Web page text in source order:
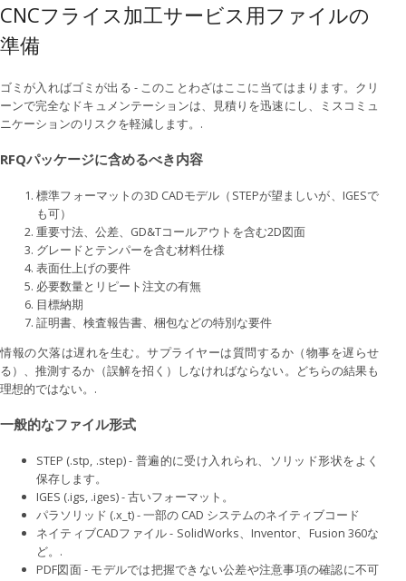
CNCフライス加工サービス用ファイルの
準備
ゴミが入ればゴミが出る - このことわざはここに当てはまります。クリ
ーンで完全なドキュメンテーションは、見積りを迅速にし、ミスコミュ
ニケーションのリスクを軽減します。.
RFQパッケージに含めるべき内容
標準フォーマットの3D CADモデル（STEPが望ましいが、IGESで
も可）
重要寸法、公差、GD&Tコールアウトを含む2D図面
グレードとテンパーを含む材料仕様
表面仕上げの要件
必要数量とリピート注文の有無
目標納期
証明書、検査報告書、梱包などの特別な要件
情報の欠落は遅れを生む。サプライヤーは質問するか（物事を遅らせ
る）、推測するか（誤解を招く）しなければならない。どちらの結果も
理想的ではない。.
一般的なファイル形式
STEP (.stp, .step) - 普遍的に受け入れられ、ソリッド形状をよく
保存します。
IGES (.igs, .iges) - 古いフォーマット。
パラソリッド (.x_t) - 一部の CAD システムのネイティブコード
ネイティブCADファイル - SolidWorks、Inventor、Fusion 360な
ど。.
PDF図面 - モデルでは把握できない公差や注意事項の確認に不可